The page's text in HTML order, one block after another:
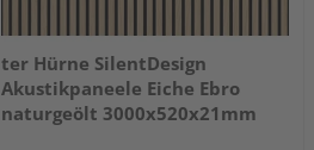
ter Hürne SilentDesign
Akustikpaneele Eiche Ebro
naturgeölt 3000x520x21mm